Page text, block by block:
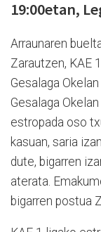
19:00etan,
Arraunaren
Zarautzen, KAE
Gesalaga
Gesalaga
estropada oso
kasuan, saria
dute, bigarren
aterata.
bigarren postua